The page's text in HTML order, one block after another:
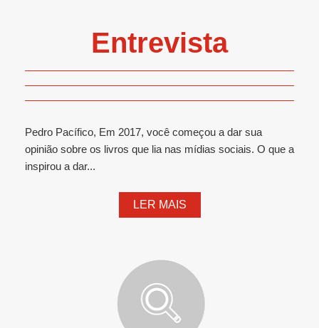
Entrevista
Pedro Pacífico, Em 2017, você começou a dar sua
opinião sobre os livros que lia nas mídias sociais. O que a
inspirou a dar...
LER MAIS